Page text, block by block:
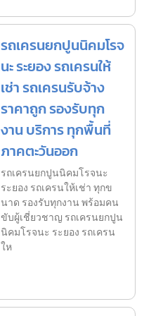
รถเครนยกปูนนิคมโรจ
นะ ระยอง รถเครนให้
เช่า รถเครนรับจ้าง
ราคาถูก รองรับทุก
งาน บริการ ทุกพื้นที่
ภาคตะวันออก
รถเครนยกปูนนิคมโรจนะ
ระยอง รถเครนให้เช่า ทุกข
นาด รองรับทุกงาน พร้อมคน
ขับผู้เชี่ยวชาญ รถเครนยกปูน
นิคมโรจนะ ระยอง รถเครน
ให